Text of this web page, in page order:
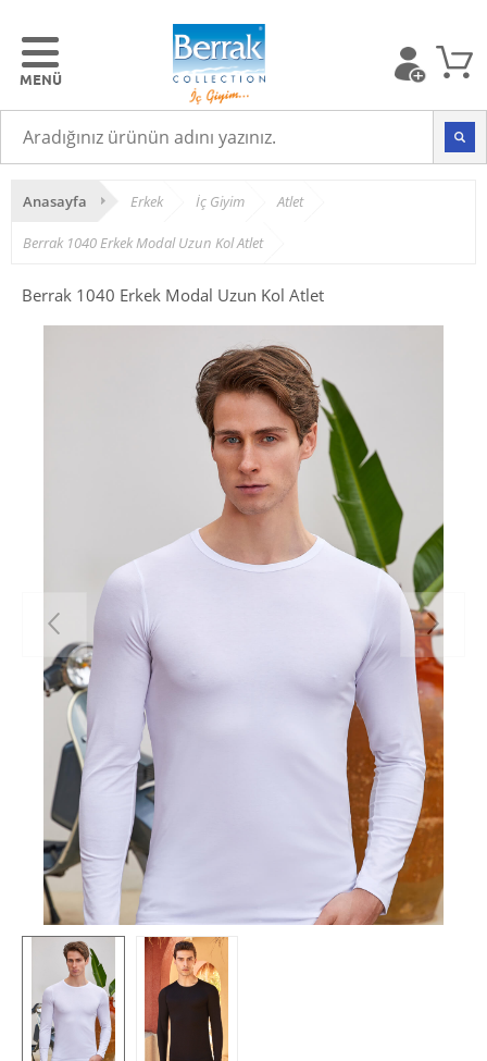
Anasayfa Erkek İç Giyim Atlet
Berrak 1040 Erkek Modal Uzun Kol Atlet
Berrak 1040 Erkek Modal Uzun Kol Atlet